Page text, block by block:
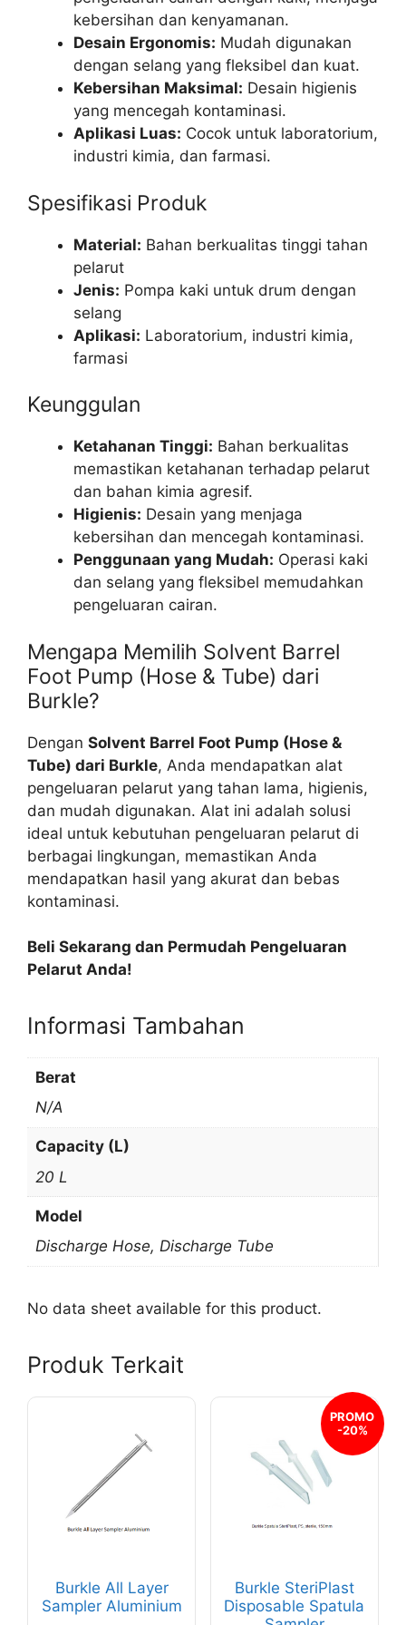
kebersihan dan kenyamanan.
Desain Ergonomis: Mudah digunakan
dengan selang yang fleksibel dan kuat.
Kebersihan Maksimal: Desain higienis
yang mencegah kontaminasi.
Aplikasi Luas: Cocok untuk laboratorium,
industri kimia, dan farmasi.
Spesifikasi Produk
Material: Bahan berkualitas tinggi tahan
pelarut
Jenis: Pompa kaki untuk drum dengan
selang
Aplikasi: Laboratorium, industri kimia,
farmasi
Keunggulan
Ketahanan Tinggi: Bahan berkualitas
memastikan ketahanan terhadap pelarut
dan bahan kimia agresif.
Higienis: Desain yang menjaga
kebersihan dan mencegah kontaminasi.
Penggunaan yang Mudah: Operasi kaki
dan selang yang fleksibel memudahkan
pengeluaran cairan.
Mengapa Memilih Solvent Barrel
Foot Pump (Hose & Tube) dari
Burkle?
Dengan Solvent Barrel Foot Pump (Hose &
Tube) dari Burkle, Anda mendapatkan alat
pengeluaran pelarut yang tahan lama, higienis,
dan mudah digunakan. Alat ini adalah solusi
ideal untuk kebutuhan pengeluaran pelarut di
berbagai lingkungan, memastikan Anda
mendapatkan hasil yang akurat dan bebas
kontaminasi.
Beli Sekarang dan Permudah Pengeluaran
Pelarut Anda!
Informasi Tambahan
Berat
N/A
Capacity (L)
20 L
Model
Discharge Hose, Discharge Tube
No data sheet available for this product.
Produk Terkait
Burkle All Layer
Sampler Aluminium
beberapa
varian.
Pilihan
diambil
PROMO
-20%
Burkle SteriPlast
Disposable Spatula
memiliki
beberapa
Pilihan
diambil